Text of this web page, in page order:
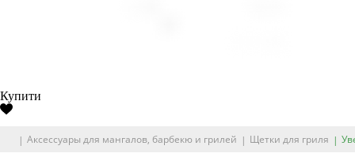
Купити
Аксессуары для мангалов, барбекю и грилей Щетки для гриля